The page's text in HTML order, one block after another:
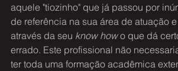
aquele "tiozinho" que já passou por
de referência na sua área de atuação
através da seu know how o que dá
errado. Este profissional não
ter toda uma formação acadêmica